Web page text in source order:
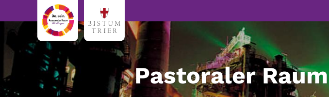
Zum Inhalt springen
Pastoraler